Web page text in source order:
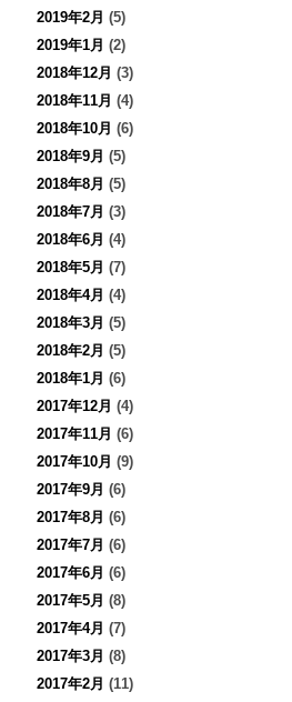
2019年2月 (5)
2019年1月 (2)
2018年12月 (3)
2018年11月 (4)
2018年10月 (6)
2018年9月 (5)
2018年8月 (5)
2018年7月 (3)
2018年6月 (4)
2018年5月 (7)
2018年4月 (4)
2018年3月 (5)
2018年2月 (5)
2018年1月 (6)
2017年12月 (4)
2017年11月 (6)
2017年10月 (9)
2017年9月 (6)
2017年8月 (6)
2017年7月 (6)
2017年6月 (6)
2017年5月 (8)
2017年4月 (7)
2017年3月 (8)
2017年2月 (11)